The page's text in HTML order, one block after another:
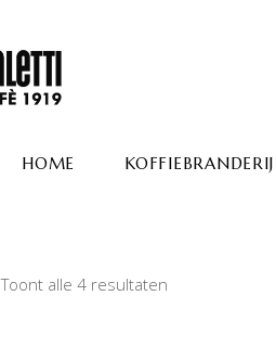
HOME KOFFIEBRANDERIJ
Toont alle 4 resultaten